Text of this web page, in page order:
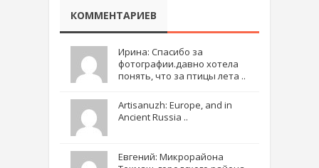
КОММЕНТАРИЕВ
Ирина: Спасибо за
фотографии.давно хотела
понять, что за птицы лета ..
Artisanuzh: Europe, and in
Ancient Russia ..
Евгений: Микрорайона